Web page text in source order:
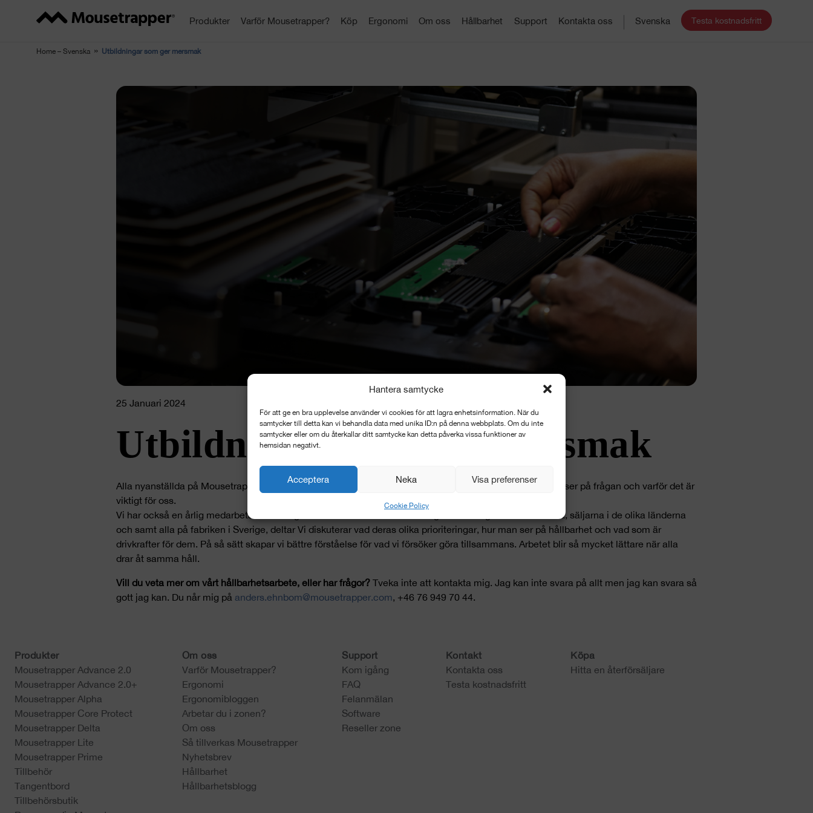
Hantera samtycke
För att ge en bra upplevelse använder vi cookies för att lagra enhetsinformation. När du
samtycker till detta kan vi behandla data med unika ID:n på denna webbplats. Om du inte
samtycker eller om du återkallar ditt samtycke kan detta påverka vissa funktioner av
hemsidan negativt.
Acceptera Neka Visa preferenser
Cookie Policy
Produkter Varför Mousetrapper? Köp Ergonomi Om oss Hållbarhet Support Kontakta oss Svenska Testa kostnadsfritt
Home – Svenska Utbildningar som ger mersmak
25 Januari 2024
Utbildningar som ger mersmak
Alla nyanställda på Mousetrapper får en ”crash course” i vårt hållbarhetsarbete för att komma in i hur vi ser på frågan och varför det är
viktigt för oss.
Vi har också en årlig medarbetarutbildning i hållbarhet som har blivit väldigt väl mottagen. Alla anställda, säljarna i de olika länderna
och samt alla på fabriken i Sverige, deltar Vi diskuterar vad deras olika prioriteringar, hur man ser på hållbarhet och vad som är
drivkrafter för dem. På så sätt skapar vi bättre förståelse för vad vi försöker göra tillsammans. Arbetet blir så mycket lättare när alla
drar åt samma håll.
Vill du veta mer om vårt hållbarhetsarbete, eller har frågor? Tveka inte att kontakta mig. Jag kan inte svara på allt men jag kan svara så
gott jag kan. Du når mig på anders.ehnbom@mousetrapper.com, +46 76 949 70 44.
Produkter
Mousetrapper Advance 2.0
Mousetrapper Advance 2.0+
Mousetrapper Alpha
Mousetrapper Core Protect
Mousetrapper Delta
Mousetrapper Lite
Mousetrapper Prime
Tillbehör
Tangentbord
Tillbehörsbutik
Om oss
Varför Mousetrapper?
Ergonomi
Ergonomibloggen
Arbetar du i zonen?
Om oss
Så tillverkas Mousetrapper
Nyhetsbrev
Hållbarhet
Hållbarhetsblogg
Support
Kom igång
FAQ
Felanmälan
Software
Reseller zone
Kontakt
Kontakta oss
Testa kostnadsfritt
Köpa
Hitta en återförsäljare